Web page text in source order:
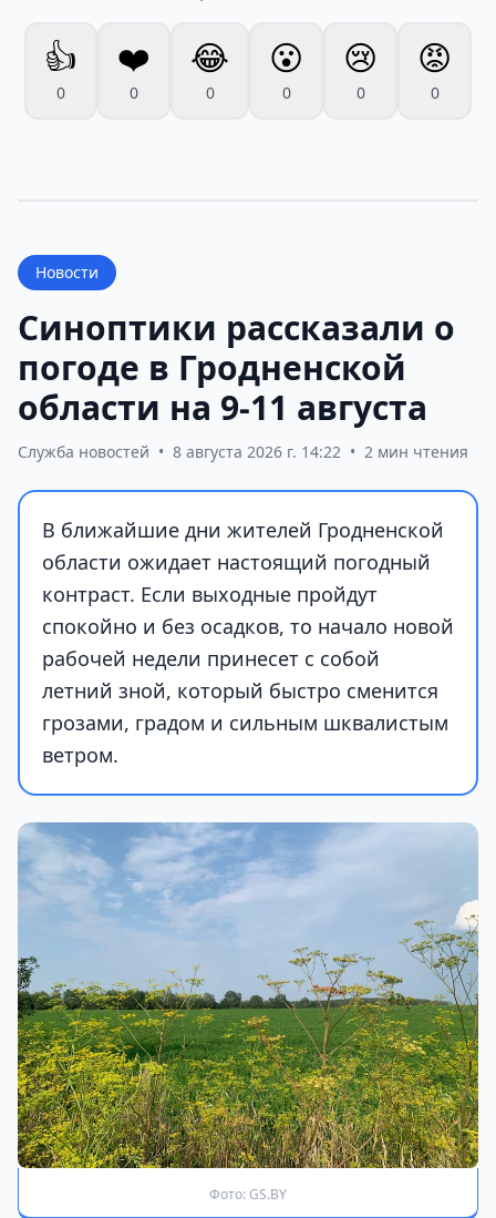
👍
0
❤️
0
😂
0
😮
0
😢
0
😡
0
Новости
Синоптики рассказали о
погоде в Гродненской
области на 9-11 августа
Служба новостей • 8 августа 2026 г. 14:22 • 2 мин чтения
В ближайшие дни жителей Гродненской
области ожидает настоящий погодный
контраст. Если выходные пройдут
спокойно и без осадков, то начало новой
рабочей недели принесет с собой
летний зной, который быстро сменится
грозами, градом и сильным шквалистым
ветром.
Фото: GS.BY